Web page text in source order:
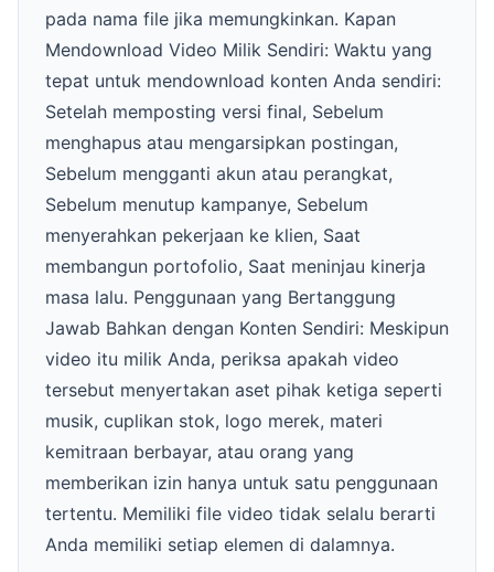
pada nama file jika memungkinkan. Kapan
Mendownload Video Milik Sendiri: Waktu yang
tepat untuk mendownload konten Anda sendiri:
Setelah memposting versi final, Sebelum
menghapus atau mengarsipkan postingan,
Sebelum mengganti akun atau perangkat,
Sebelum menutup kampanye, Sebelum
menyerahkan pekerjaan ke klien, Saat
membangun portofolio, Saat meninjau kinerja
masa lalu. Penggunaan yang Bertanggung
Jawab Bahkan dengan Konten Sendiri: Meskipun
video itu milik Anda, periksa apakah video
tersebut menyertakan aset pihak ketiga seperti
musik, cuplikan stok, logo merek, materi
kemitraan berbayar, atau orang yang
memberikan izin hanya untuk satu penggunaan
tertentu. Memiliki file video tidak selalu berarti
Anda memiliki setiap elemen di dalamnya.